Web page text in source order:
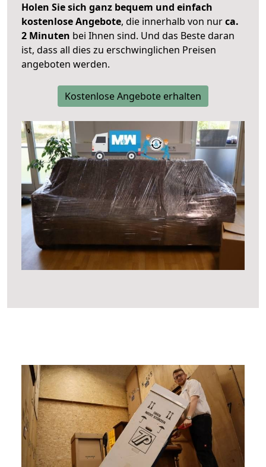
Holen Sie sich ganz bequem und einfach
kostenlose Angebote, die innerhalb von nurca.
2 Minuten bei Ihnen sind. Und das Beste daran
ist, dass all dies zu erschwinglichen Preisen
angeboten werden.
Kostenlose Angebote erhalten